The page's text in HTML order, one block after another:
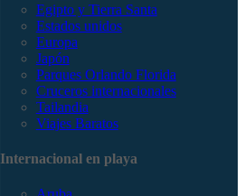
Egipto y Tierra Santa
Estados unidos
Europa
Japón
Parques Orlando Florida
Cruceros internacionales
Tailandia
Viajes Baratos
Internacional en playa